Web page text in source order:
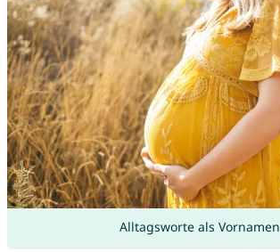
Alltagsworte als Vornamen